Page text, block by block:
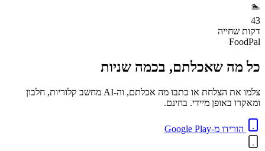
🏊
43
דקות שחייה
FoodPal
כל מה שאכלתם, בכמה שניות
צלמו את הצלחת או כתבו מה אכלתם, וה-AI מחשב קלוריות, חלבון
ומאקרו באופן מיידי. בחינם.
הורידו מ-Google Play